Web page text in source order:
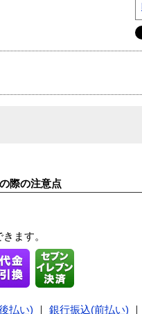
際の注意点
ます。
払い) 銀行振込(前払い)